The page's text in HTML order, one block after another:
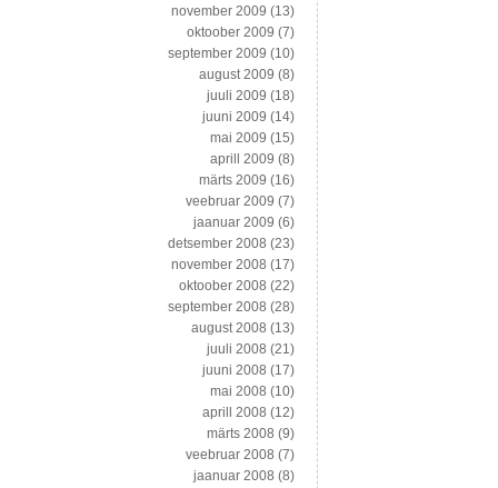
november 2009 (13)
oktoober 2009 (7)
september 2009 (10)
august 2009 (8)
juuli 2009 (18)
juuni 2009 (14)
mai 2009 (15)
aprill 2009 (8)
märts 2009 (16)
veebruar 2009 (7)
jaanuar 2009 (6)
detsember 2008 (23)
november 2008 (17)
oktoober 2008 (22)
september 2008 (28)
august 2008 (13)
juuli 2008 (21)
juuni 2008 (17)
mai 2008 (10)
aprill 2008 (12)
märts 2008 (9)
veebruar 2008 (7)
jaanuar 2008 (8)